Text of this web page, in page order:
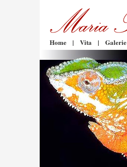
Home | Vita | Galerie